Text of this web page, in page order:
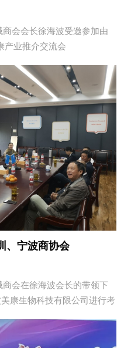
会会长徐海波受邀参加由
产业推介交流会
、宁波商协会
会在徐海波会长的带领下
康生物科技有限公司进行考